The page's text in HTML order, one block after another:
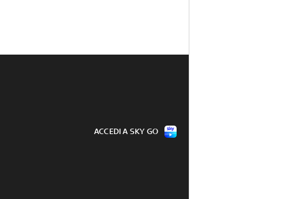
ACCEDI A SKY GO